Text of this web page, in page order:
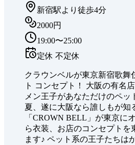
新宿駅より徒歩4分
2000円
19:00〜25:00
定休 不定休
クラウンベルが東京新宿歌舞
ト コンセプト！ 大阪の有名
メン王子があなただけのペ
夏、遂に大阪なら誰しもが知
「CROWN BELL」が東京に
ら衣装、お店のコンセプトを
ます♪ ペット系の王子たちは